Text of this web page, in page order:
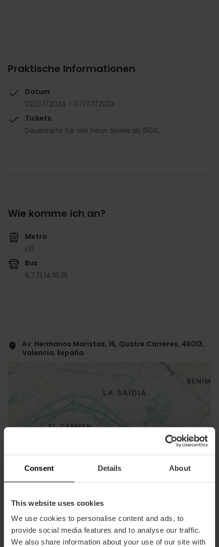
Consent Details About
This website uses cookies
We use cookies to personalise content and ads, to
provide social media features and to analyse our traffic.
We also share information about your use of our site with
Praktische Informationen
Datum
02/07/2024 - 07/07/2024
Tickets
Dauerkarte für alle neun Spiele ab 150€.
Wie komme ich an?
Metro
L10
Bus
6,7,13,14,18,35
Av. Hermanos Maristas, 16, Quatre Carreres, 46013,
Valencia, España
Ansichts Karte